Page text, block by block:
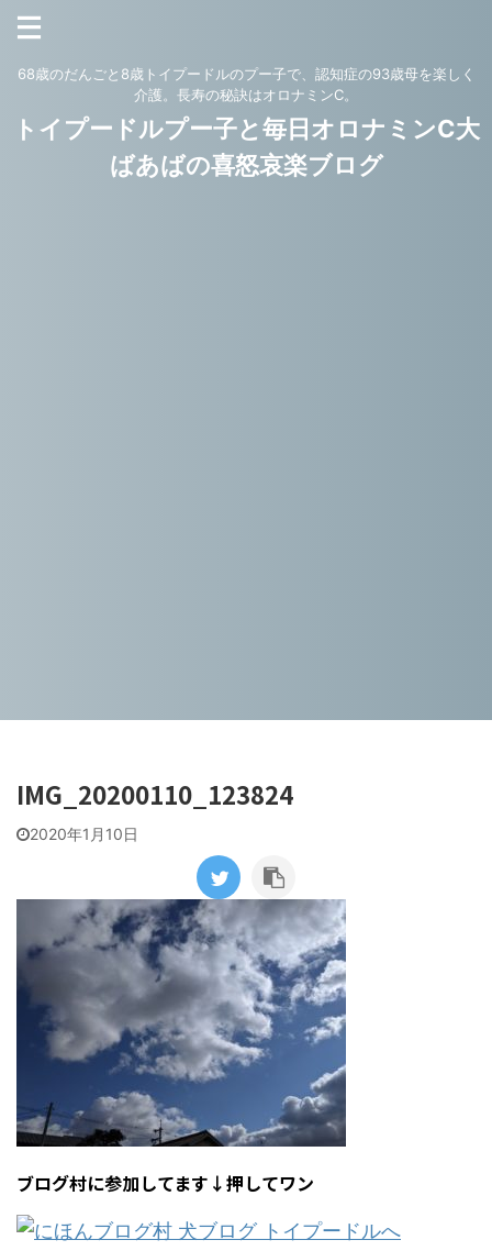
68歳のだんごと8歳トイプードルのプー子で、認知症の93歳母を楽しく
介護。長寿の秘訣はオロナミンC。
トイプードルプー子と毎日オロナミンC大
ばあばの喜怒哀楽ブログ
IMG_20200110_123824
2020年1月10日
ブログ村に参加してます↓押してワン